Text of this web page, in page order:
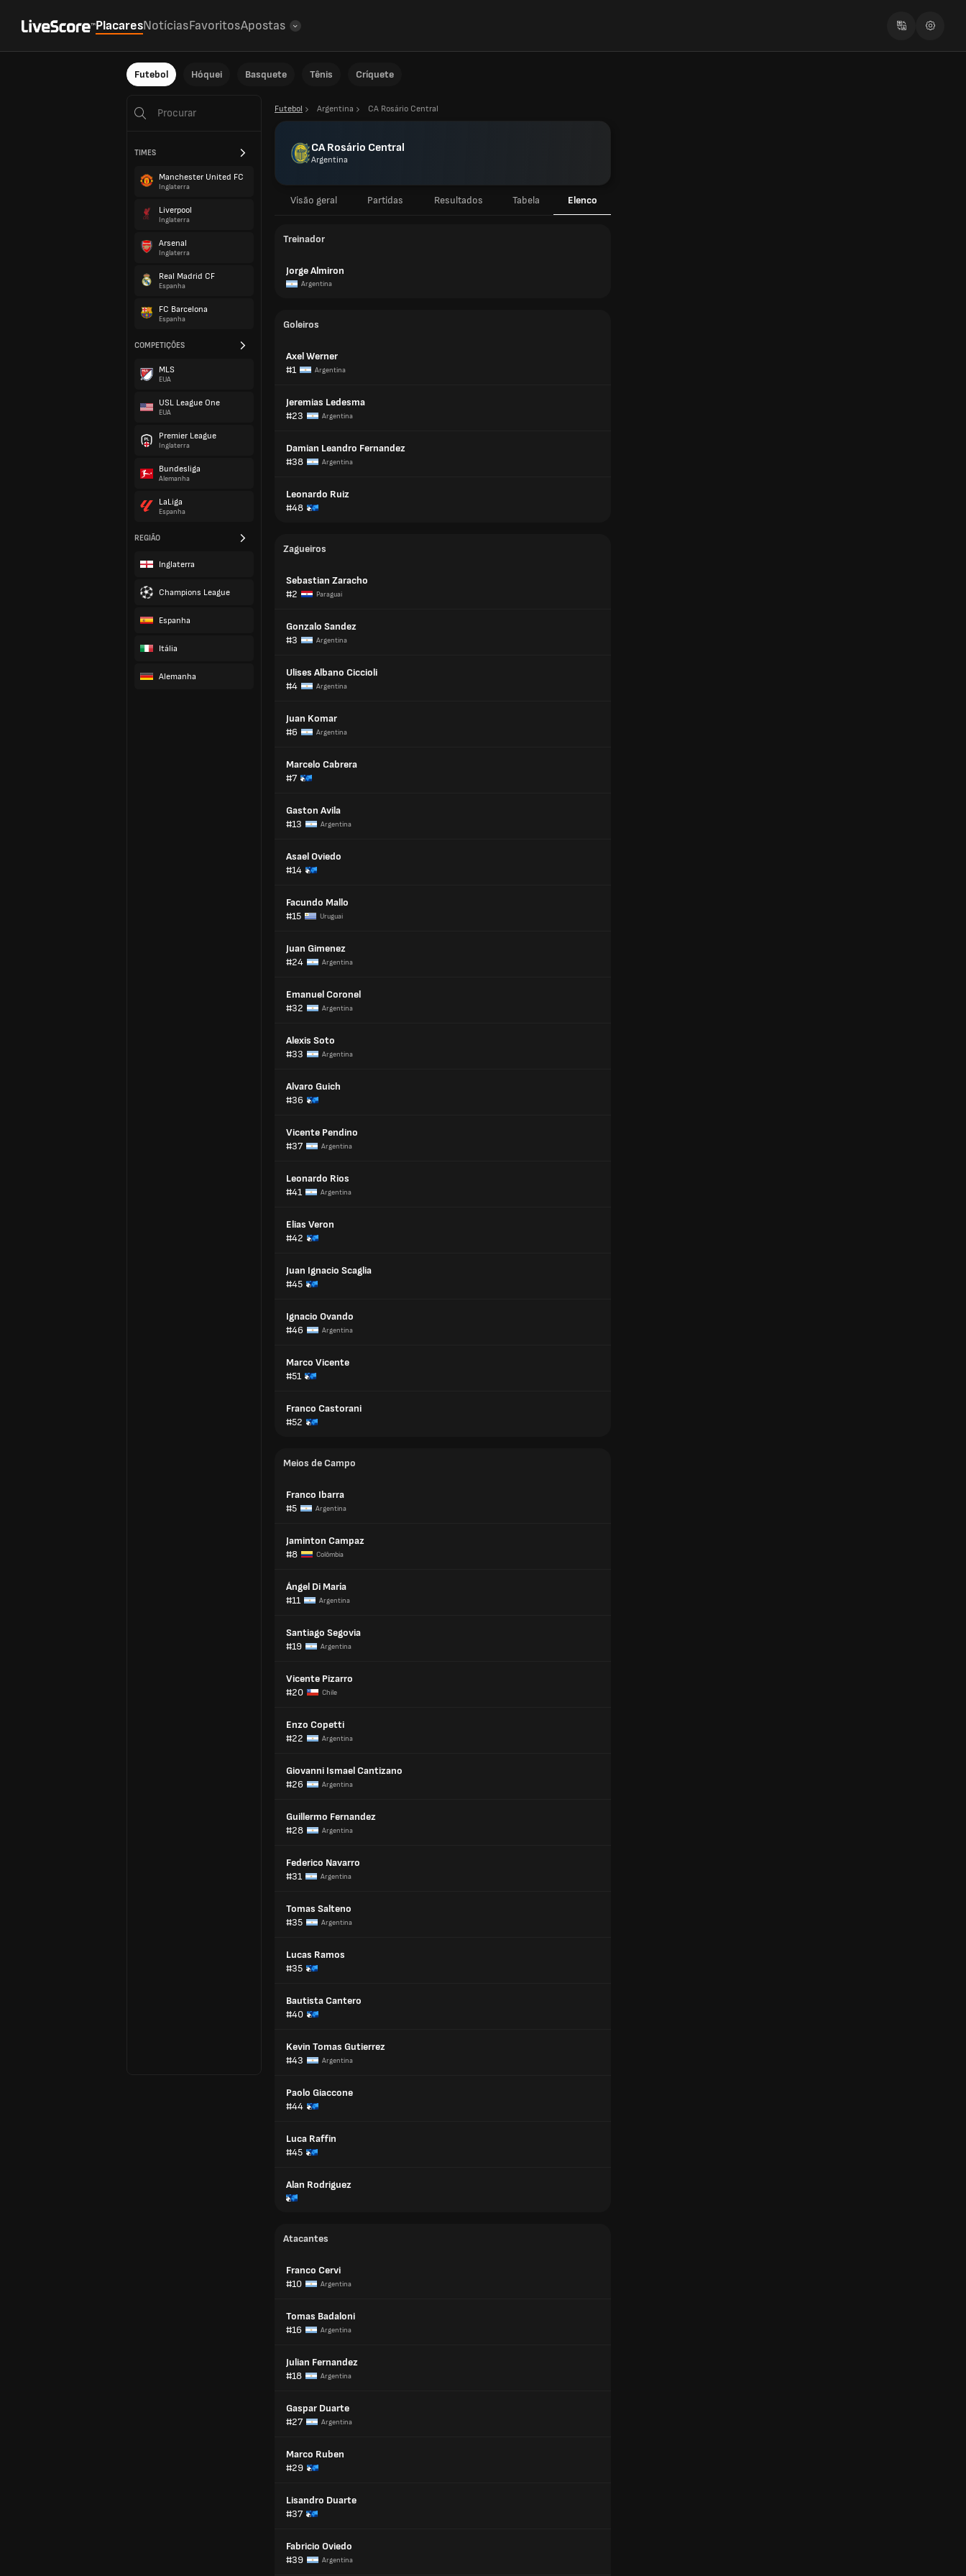
PlacaresNotíciasFavoritosApostas
Futebol Hóquei Basquete Tênis Críquete
TIMES
Manchester United FC
Inglaterra
Liverpool
Inglaterra
Arsenal
Inglaterra
Real Madrid CF
Espanha
FC Barcelona
Espanha
COMPETIÇÕES
MLS
EUA
USL League One
EUA
Premier League
Inglaterra
Bundesliga
Alemanha
LaLiga
Espanha
REGIÃO
Inglaterra
Champions League
Espanha
Itália
Alemanha
Futebol Argentina CA Rosário Central
CA Rosário Central
Argentina
Visão geral Partidas Resultados Tabela Elenco
Treinador
Jorge Almiron
Argentina
Goleiros
Axel Werner
#1
Argentina
Jeremias Ledesma
#23
Argentina
Damian Leandro Fernandez
#38
Argentina
Leonardo Ruiz
#48
Zagueiros
Sebastian Zaracho
#2
Paraguai
Gonzalo Sandez
#3
Argentina
Ulises Albano Ciccioli
#4
Argentina
Juan Komar
#6
Argentina
Marcelo Cabrera
#7
Gaston Avila
#13
Argentina
Asael Oviedo
#14
Facundo Mallo
#15
Uruguai
Juan Gimenez
#24
Argentina
Emanuel Coronel
#32
Argentina
Alexis Soto
#33
Argentina
Alvaro Guich
#36
Vicente Pendino
#37
Argentina
Leonardo Rios
#41
Argentina
Elias Veron
#42
Juan Ignacio Scaglia
#45
Ignacio Ovando
#46
Argentina
Marco Vicente
#51
Franco Castorani
#52
Meios de Campo
Franco Ibarra
#5
Argentina
Jaminton Campaz
#8
Colômbia
Ángel Di María
#11
Argentina
Santiago Segovia
#19
Argentina
Vicente Pizarro
#20
Chile
Enzo Copetti
#22
Argentina
Giovanni Ismael Cantizano
#26
Argentina
Guillermo Fernandez
#28
Argentina
Federico Navarro
#31
Argentina
Tomas Salteno
#35
Argentina
Lucas Ramos
#35
Bautista Cantero
#40
Kevin Tomas Gutierrez
#43
Argentina
Paolo Giaccone
#44
Luca Raffin
#45
Alan Rodriguez
Atacantes
Franco Cervi
#10
Argentina
Tomas Badaloni
#16
Argentina
Julian Fernandez
#18
Argentina
Gaspar Duarte
#27
Argentina
Marco Ruben
#29
Lisandro Duarte
#37
Fabricio Oviedo
#39
Argentina